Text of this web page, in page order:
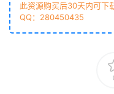
此资源购买后30天内可下
QQ：280450435